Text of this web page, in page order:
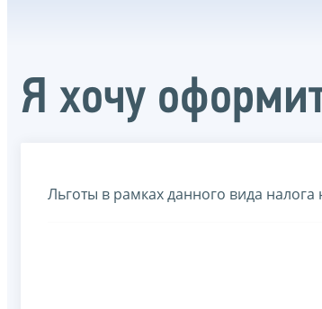
Я хочу
Льготы в рамках данного вида